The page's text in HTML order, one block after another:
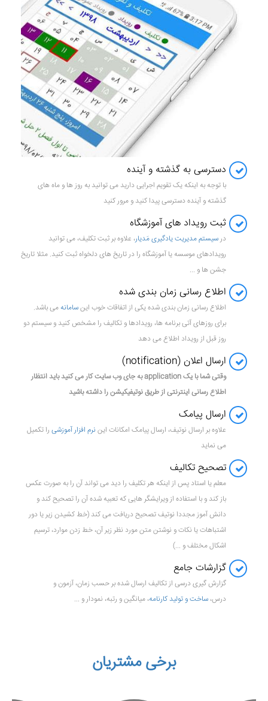
دسترسی به گذشته و آینده
با توجه به اینکه یک تقویم اجرایی دارید می توانید به روز ها و ماه های
گذشته و آینده دسترسی پیدا کنید و مرور کنید
ثبت رویداد های آموزشگاه
در سیستم مدیریت یادگیری مَدیار، علاوه بر ثبت تکلیف، می توانید
رویدادهای موسسه یا آموزشگاه را در تاریخ های دلخواه ثبت کنید. مثلا تاریخ
جشن ها و ...
اطلاع رسانی زمان بندی شده
اطلاع رسانی زمان بندی شده یکی از اتفاقات خوب اینسامانهمی باشد.
برای روزهای آتی برنامه ها، رویدادها و تکالیف را مشخص کنید و سیستم دو
روز قبل از رویداد اطلاع می دهد
ارسال اعلان (notification)
وقتی شما با یک application به جای وب سایت کار می کنید باید انتظار
اطلاع رسانی اینترنتی از طریق نوتیفیکیشن را داشته باشید
ارسال پیامک
علاوه بر ارسال نوتیف، ارسال پیامک امکانات این نرم افزار آموزشی را تکمیل
می نماید
تصحیح تکالیف
معلم یا استاد پس از اینکه هر تکلیف را دید می تواند آن را به صورت عکس
باز کند و با استفاده از ویرایشگر هایی که تعبیه شده آن را تصحیح کند و
دانش آموز مجددا نوتیف تصحیح دریافت می کند (خط کشیدن زیر یا دور
اشتباهات یا نکات و نوشتن متن مورد نظر زیر آن، خط زدن موارد، ترسیم
اشکال مختلف و ...)
گزارشات جامع
گزارش گیری درسی از تکالیف ارسال شده بر حسب زمان، آزمون و
درس، ساخت و تولید کارنامه، میانگین و رتبه، نمودار و ...
برخی مشتریان